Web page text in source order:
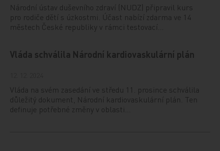
Národní ústav duševního zdraví (NUDZ) připravil kurs
pro rodiče dětí s úzkostmi. Účast nabízí zdarma ve 14
městech České republiky v rámci testovací…
Vláda schválila Národní kardiovaskulární plán
Vláda na svém zasedání ve středu 11. prosince schválila
důležitý dokument, Národní kardiovaskulární plán. Ten
definuje potřebné změny v oblasti…